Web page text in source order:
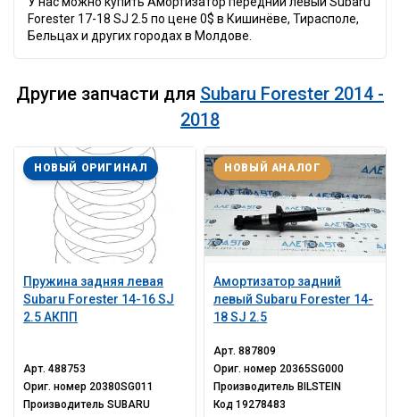
Forester 17-18 SJ 2.5 по цене 0$ в Кишинёве, Тирасполе,
Бельцах и других городах в Молдове.
Другие запчасти для Subaru Forester 2014 -
2018
Пружина задняя левая
Subaru Forester 14-16 SJ
2.5 АКПП
НОВЫЙ ОРИГИНАЛ
Арт.488753
Ориг. номер 20380SG011
ПроизводительSUBARU
Амортизатор задний
левый Subaru Forester 14-
18 SJ 2.5
НОВЫЙ АНАЛОГ
Арт.887809
Ориг. номер 20365SG000
Производитель BILSTEIN
Код19278483